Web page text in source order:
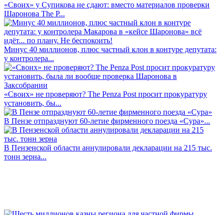
«Своих» у Супикова не сдают: вместо материалов проверки
Шаронова The P...
Минус 40 миллионов, плюс частный клон в контуре депутата:
у контролера...
«Своих» не проверяют? The Penza Post просит прокуратуру
установить, бы...
В Пензе отпразднуют 60-летие фирменного поезда «Сура»...
В Пензенской области аннулировали декларации на 215 тыс.
тонн зерна...